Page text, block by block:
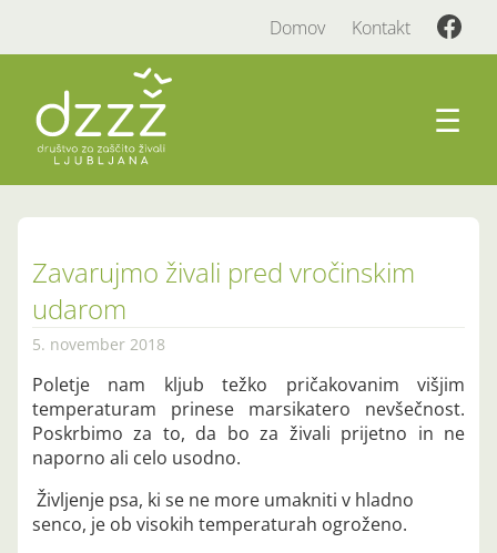
Domov Kontakt
☰
Zavarujmo živali pred vročinskim
udarom
5. november 2018
Poletje nam kljub težko pričakovanim višjim
temperaturam prinese marsikatero nevšečnost.
Poskrbimo za to, da bo za živali prijetno in ne
naporno ali celo usodno.
Življenje psa, ki se ne more umakniti v hladno
senco, je ob visokih temperaturah ogroženo.